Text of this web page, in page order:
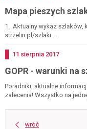
stacji
kolejowej.
Mapa pieszych
1. Aktualny wykaz szlaków,
strzelin.pl/szlaki...
Dodano
11 sierpnia 2017
GOPR - warunki na
Poradniki, aktualne
zalecenia! Wszystko na
wróć